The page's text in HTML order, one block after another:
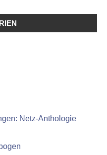
Netz-Anthologie